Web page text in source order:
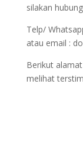
silakan
Telp/
atau email :
Berikut
melihat